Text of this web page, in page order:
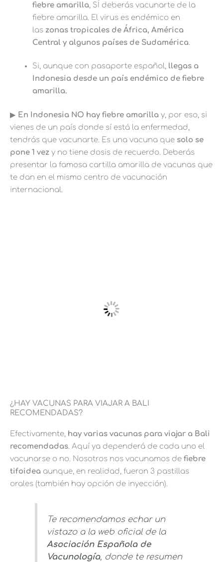
fiebre amarilla, SÍ deberás vacunarte de la
fiebre amarilla. El virus es endémico en
las zonas tropicales de África, América
Central y algunos países de Sudamérica.
Si, aunque con pasaporte español, llegas a
Indonesia desde un país endémico de fiebre
amarilla.
▶︎ En Indonesia NO hay fiebre amarilla y, por eso, si
vienes de un país donde sí está la enfermedad,
tendrás que vacunarte. Es una vacuna que solo se
pone 1 vez y no tiene dosis de recuerdo. Deberás
presentar la famosa cartilla amarilla de vacunas que
te dan en el mismo centro de vacunación
internacional.
¿HAY VACUNAS PARA VIAJAR A BALI
RECOMENDADAS?
Efectivamente, hay varias vacunas para viajar a Bali
recomendadas. Aquí ya dependerá de cada uno el
vacunarse o no. Nosotros nos vacunamos de fiebre
tifoidea aunque, en realidad, fueron 3 pastillas
orales (también hay opción de inyección).
Te recomendamos echar un
vistazo a la web oficial de la
Asociación Española de
Vacunología, donde te resumen